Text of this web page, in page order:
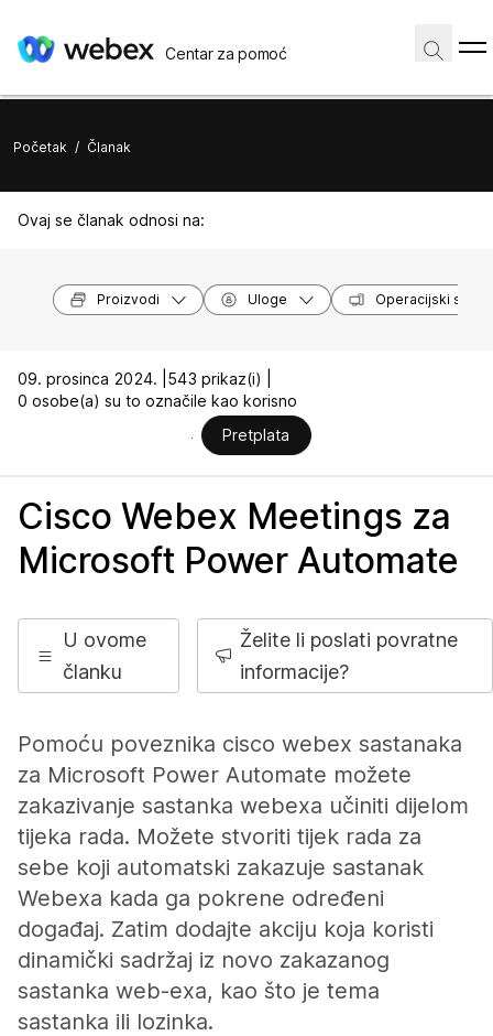
Centar za pomoć
Početak / Članak
Ovaj se članak odnosi na:
Proizvodi Uloge Operacijski
09. prosinca 2024. | 543 prikaz(i) |
0 osobe(a) su to označile kao korisno
Pretplata
Cisco Webex Meetings za
Microsoft Power Automate
U ovome
članku
Želite li poslati povratne
informacije?
Pomoću poveznika cisco webex sastanaka
za Microsoft Power Automate možete
zakazivanje sastanka webexa učiniti dijelom
tijeka rada. Možete stvoriti tijek rada za
sebe koji automatski zakazuje sastanak
Webexa kada ga pokrene određeni
događaj. Zatim dodajte akciju koja koristi
dinamički sadržaj iz novo zakazanog
sastanka web-exa, kao što je tema
sastanka ili lozinka.